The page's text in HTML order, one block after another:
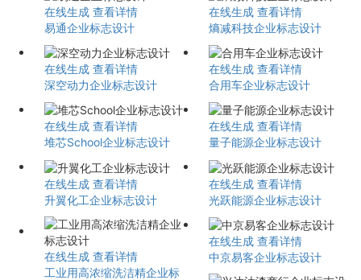
在线生成 查看详情
易通企业标志设计
在线生成 查看详情
熵减科技企业标志设计
在线生成 查看详情
深空动力企业标志设计
在线生成 查看详情
合用车企业标志设计
在线生成 查看详情
堆芯School企业标志设计
在线生成 查看详情
量子能源企业标志设计
在线生成 查看详情
升翼化工企业标志设计
在线生成 查看详情
光跃能源企业标志设计
在线生成 查看详情
工业用高浓缩洗洁精企业标
在线生成 查看详情
中京易客企业标志设计